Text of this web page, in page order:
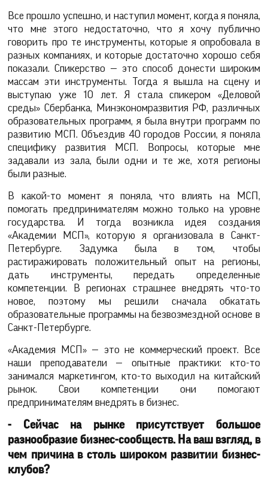
Все прошло успешно, и наступил момент, когда я поняла,
что мне этого недостаточно, что я хочу публично
говорить про те инструменты, которые я опробовала в
разных компаниях, и которые достаточно хорошо себя
показали. Спикерство — это способ донести широким
массам эти инструменты. Тогда я вышла на сцену и
выступаю уже 10 лет. Я стала спикером «Деловой
среды» Сбербанка, Минэкономразвития РФ, различных
образовательных программ, я была внутри программ по
развитию МСП. Объездив 40 городов России, я поняла
специфику развития МСП. Вопросы, которые мне
задавали из зала, были одни и те же, хотя регионы
были разные.
В какой-то момент я поняла, что влиять на МСП,
помогать предпринимателям можно только на уровне
государства. И тогда возникла идея создания
«Академии МСП», которую я организовала в Санкт-
Петербурге. Задумка была в том, чтобы
растиражировать положительный опыт на регионы,
дать инструменты, передать определенные
компетенции. В регионах страшнее внедрять что-то
новое, поэтому мы решили сначала обкатать
образовательные программы на безвозмездной основе в
Санкт-Петербурге.
«Академия МСП» — это не коммерческий проект. Все
наши преподаватели — опытные практики: кто-то
занимался маркетингом, кто-то выходил на китайский
рынок. Свои компетенции они помогают
предпринимателям внедрять в бизнес.
- Сейчас на рынке присутствует большое
разнообразие бизнес-сообществ. На ваш взгляд, в
чем причина в столь широком развитии бизнес-
клубов?